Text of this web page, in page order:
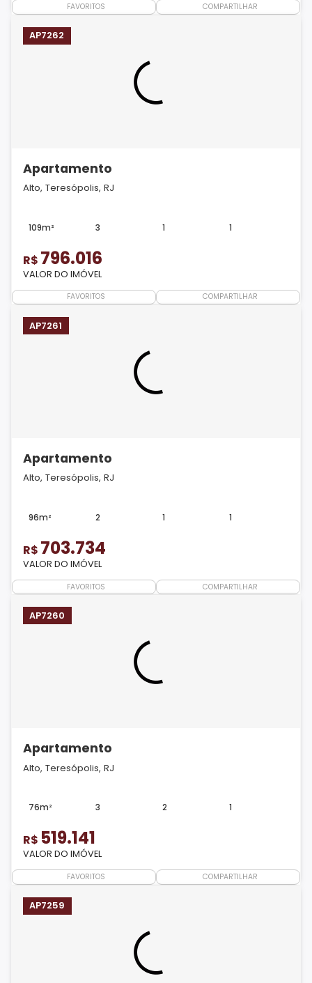
FAVORITOS COMPARTILHAR
AP7262
Apartamento
Alto, Teresópolis, RJ
109m² 3 1 1
R$ 796.016
VALOR DO IMÓVEL
FAVORITOS COMPARTILHAR
AP7261
Apartamento
Alto, Teresópolis, RJ
96m² 2 1 1
R$ 703.734
VALOR DO IMÓVEL
FAVORITOS COMPARTILHAR
AP7260
Apartamento
Alto, Teresópolis, RJ
76m² 3 2 1
R$ 519.141
VALOR DO IMÓVEL
FAVORITOS COMPARTILHAR
AP7259